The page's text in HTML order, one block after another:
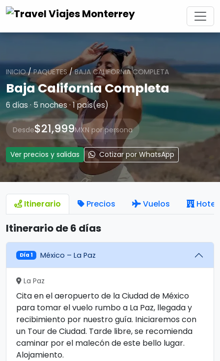
INICIO/PAQUETES/BAJA CALIFORNIA COMPLETA
Baja California Completa
6 días · 5 noches · 1 país(es)
Desde$21,999MXN por persona
Ver precios y salidas Cotizar por WhatsApp
Itinerario Precios Vuelos
Itinerario de 6 días
Día 1 México – La Paz
La Paz
Cita en el aeropuerto de la Ciudad de México
para tomar el vuelo rumbo a La Paz, llegada y
recibimiento por nuestro guía. Iniciaremos con
un Tour de Ciudad. Tarde libre, se recomienda
caminar por el malecón de este bello lugar.
Alojamiento.